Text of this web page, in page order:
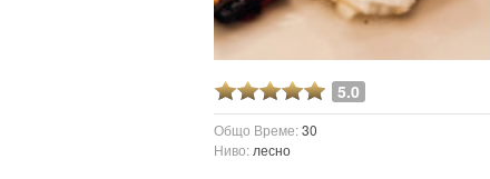
5.0
Общо Време:30
Ниво: лесно